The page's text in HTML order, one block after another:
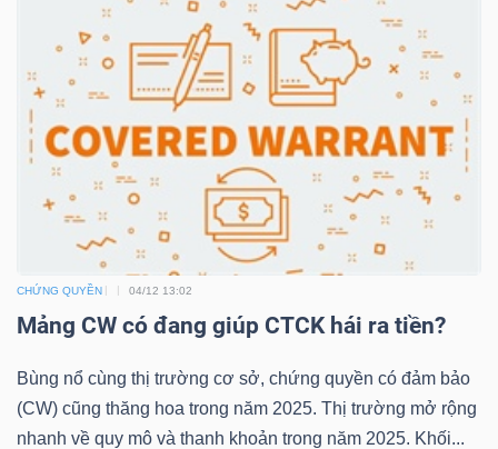
CHỨNG QUYỀN 04/12 13:02
Mảng CW có đang giúp CTCK hái ra tiền?
Bùng nổ cùng thị trường cơ sở, chứng quyền có đảm bảo
(CW) cũng thăng hoa trong năm 2025. Thị trường mở rộng
nhanh về quy mô và thanh khoản trong năm 2025. Khối...
PHIẾU
PHÁI
SINH
TRÁI